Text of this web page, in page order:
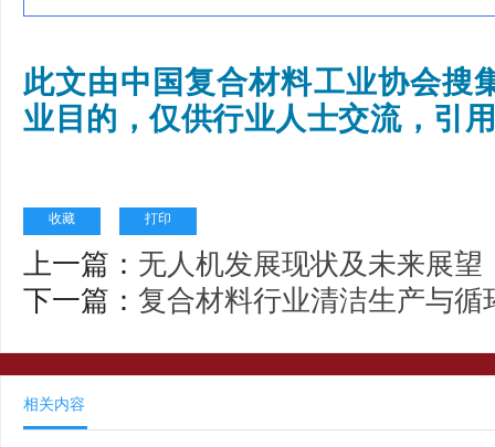
此文由中国复合材料工业协会搜
业目的，仅供行业人士交流，引
收藏 打印
上一篇： 无人机发展现状及未来展望
下一篇： 复合材料行业清洁生产与
相关内容